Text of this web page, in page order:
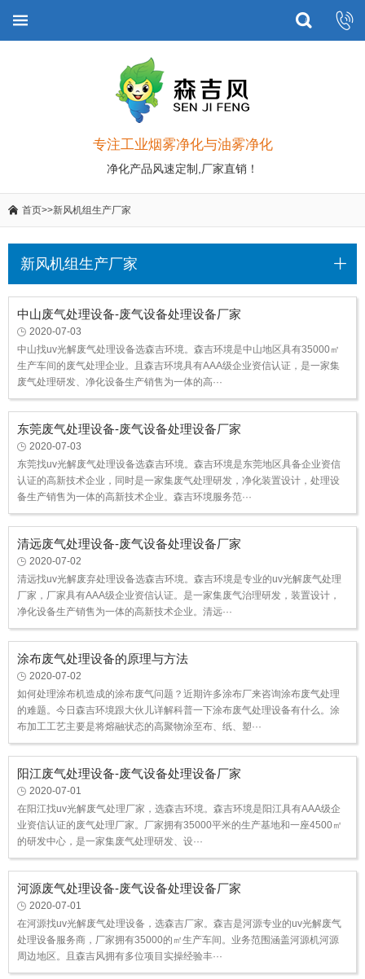
专注工业烟雾净化与油雾净化
净化产品风速定制,厂家直销！
首页>>新风机组生产厂家
新风机组生产厂家
中山废气处理设备-废气设备处理设备厂家
2020-07-03
中山找uv光解废气处理设备选森吉环境。森吉环境是中山地区具有35000㎡
生产车间的废气处理企业。且森吉环境具有AAA级企业资信认证，是一家集
废气处理研发、净化设备生产销售为一体的高···
东莞废气处理设备-废气设备处理设备厂家
2020-07-03
东莞找uv光解废气处理设备选森吉环境。森吉环境是东莞地区具备企业资信
认证的高新技术企业，同时是一家集废气处理研发，净化装置设计，处理设
备生产销售为一体的高新技术企业。森吉环境服务范···
清远废气处理设备-废气设备处理设备厂家
2020-07-02
清远找uv光解废弃处理设备选森吉环境。森吉环境是专业的uv光解废气处理
厂家，厂家具有AAA级企业资信认证。是一家集废气治理研发，装置设计，
净化设备生产销售为一体的高新技术企业。清远···
涂布废气处理设备的原理与方法
2020-07-02
如何处理涂布机造成的涂布废气问题？近期许多涂布厂来咨询涂布废气处理
的难题。今日森吉环境跟大伙儿详解科普一下涂布废气处理设备有什么。涂
布加工工艺主要是将熔融状态的高聚物涂至布、纸、塑···
阳江废气处理设备-废气设备处理设备厂家
2020-07-01
在阳江找uv光解废气处理厂家，选森吉环境。森吉环境是阳江具有AAA级企
业资信认证的废气处理厂家。厂家拥有35000平米的生产基地和一座4500㎡
的研发中心，是一家集废气处理研发、设···
河源废气处理设备-废气设备处理设备厂家
2020-07-01
在河源找uv光解废气处理设备，选森吉厂家。森吉是河源专业的uv光解废气
处理设备服务商，厂家拥有35000的㎡生产车间。业务范围涵盖河源机河源
周边地区。且森吉风拥有多位项目实操经验丰···